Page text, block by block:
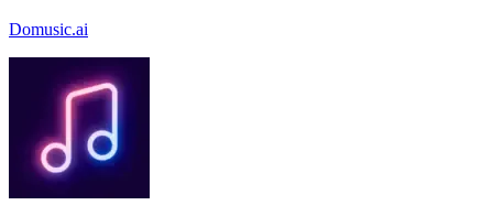
Domusic.ai